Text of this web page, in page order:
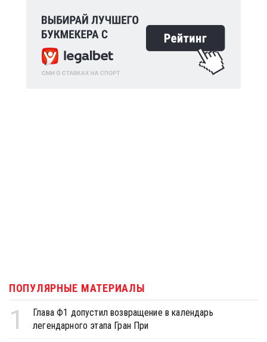
ПОПУЛЯРНЫЕ МАТЕРИАЛЫ
1
Глава Ф1 допустил возвращение в календарь
легендарного этапа Гран При